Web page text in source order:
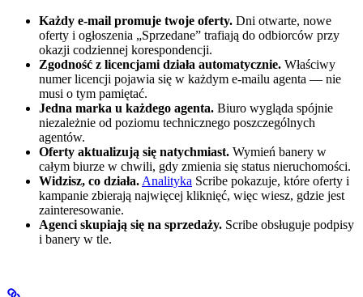
Każdy e-mail promuje twoje oferty. Dni otwarte, nowe
oferty i ogłoszenia „Sprzedane” trafiają do odbiorców przy
okazji codziennej korespondencji.
Zgodność z licencjami działa automatycznie. Właściwy
numer licencji pojawia się w każdym e-mailu agenta — nie
musi o tym pamiętać.
Jedna marka u każdego agenta. Biuro wygląda spójnie
niezależnie od poziomu technicznego poszczególnych
agentów.
Oferty aktualizują się natychmiast. Wymień banery w
całym biurze w chwili, gdy zmienia się status nieruchomości.
Widzisz, co działa. Analityka Scribe pokazuje, które oferty i
kampanie zbierają najwięcej kliknięć, więc wiesz, gdzie jest
zainteresowanie.
Agenci skupiają się na sprzedaży. Scribe obsługuje podpisy
i banery w tle.